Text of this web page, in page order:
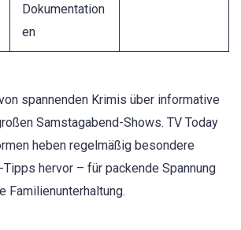
Dokumentation
en
spannenden Krimis über informative
Samstagabend-Shows. TV Today
heben regelmäßig besondere
hervor – für packende Spannung
Familienunterhaltung.